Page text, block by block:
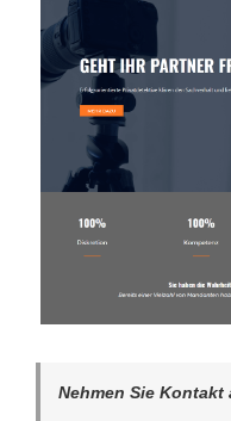
Nehmen Sie Kontakt